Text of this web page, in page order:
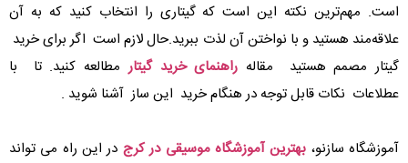
است. مهم‌ترین نکته این است که گیتاری را انتخاب کنید که به آن
علاقه‌مند هستید و با نواختن آن لذت ببرید.حال لازم است اگر برای خرید
گیتار مصمم هستید مقاله راهنمای خرید گیتارمطالعه کنید. تا با
عطلاعات نکات قابل توجه در هنگام خرید این ساز آشنا شوید .
آموزشگاه سازنو، بهترین آموزشگاه موسیقی در کرج در این راه می تواند